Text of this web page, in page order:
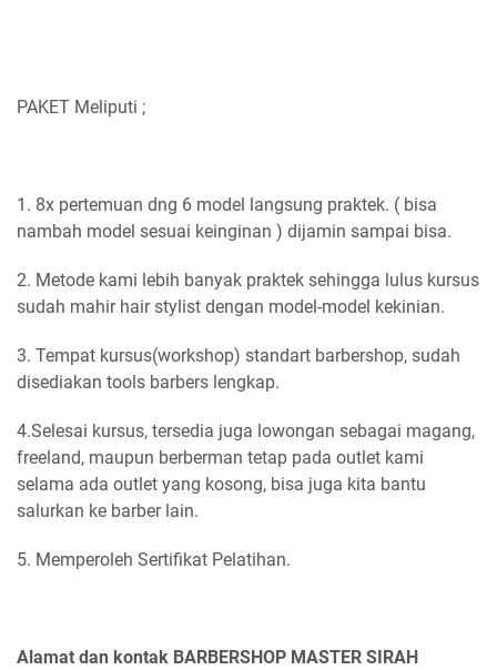
PAKET Meliputi ;
1. 8x pertemuan dng 6 model langsung praktek. ( bisa
nambah model sesuai keinginan ) dijamin sampai bisa.
2. Metode kami lebih banyak praktek sehingga lulus kursus
sudah mahir hair stylist dengan model-model kekinian.
3. Tempat kursus(workshop) standart barbershop, sudah
disediakan tools barbers lengkap.
4.Selesai kursus, tersedia juga lowongan sebagai magang,
freeland, maupun berberman tetap pada outlet kami
selama ada outlet yang kosong, bisa juga kita bantu
salurkan ke barber lain.
5. Memperoleh Sertifikat Pelatihan.
Alamat dan kontak BARBERSHOP MASTER SIRAH